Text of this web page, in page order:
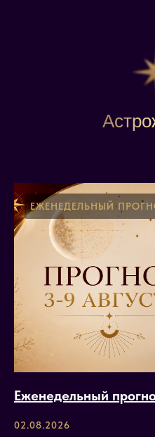
ЕЖЕНЕДЕЛЬНЫЙ
Еженедельный
02.08.2026
наглядные примеры и
знания! Присоединяйтесь к тем,
испытал на себе